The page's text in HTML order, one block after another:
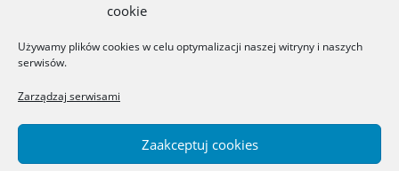
cookie
Używamy plików cookies w celu optymalizacji naszej witryny i naszych
serwisów.
Zarządzaj serwisami
Zaakceptuj cookies